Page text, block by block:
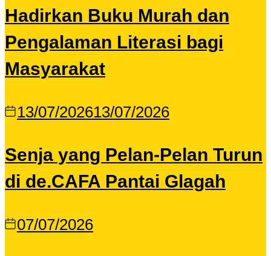
Hadirkan Buku Murah dan
Pengalaman Literasi bagi
Masyarakat
13/07/202613/07/2026
Senja yang Pelan-Pelan Turun
di de.CAFA Pantai Glagah
07/07/2026